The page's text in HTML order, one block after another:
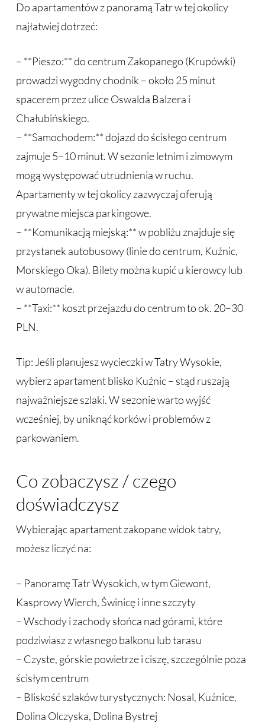
Do apartamentów z panoramą Tatr w tej okolicy
najłatwiej dotrzeć:
– **Pieszo:** do centrum Zakopanego (Krupówki)
prowadzi wygodny chodnik – około 25 minut
spacerem przez ulice Oswalda Balzera i
Chałubińskiego.
– **Samochodem:** dojazd do ścisłego centrum
zajmuje 5–10 minut. W sezonie letnim i zimowym
mogą występować utrudnienia w ruchu.
Apartamenty w tej okolicy zazwyczaj oferują
prywatne miejsca parkingowe.
– **Komunikacją miejską:** w pobliżu znajduje się
przystanek autobusowy (linie do centrum, Kuźnic,
Morskiego Oka). Bilety można kupić u kierowcy lub
w automacie.
– **Taxi:** koszt przejazdu do centrum to ok. 20–30
PLN.
Tip: Jeśli planujesz wycieczki w Tatry Wysokie,
wybierz apartament blisko Kuźnic – stąd ruszają
najważniejsze szlaki. W sezonie warto wyjść
wcześniej, by uniknąć korków i problemów z
parkowaniem.
Co zobaczysz / czego
doświadczysz
Wybierając apartament zakopane widok tatry,
możesz liczyć na:
– Panoramę Tatr Wysokich, w tym Giewont,
Kasprowy Wierch, Świnicę i inne szczyty
– Wschody i zachody słońca nad górami, które
podziwiasz z własnego balkonu lub tarasu
– Czyste, górskie powietrze i ciszę, szczególnie poza
ścisłym centrum
– Bliskość szlaków turystycznych: Nosal, Kuźnice,
Dolina Olczyska, Dolina Bystrej